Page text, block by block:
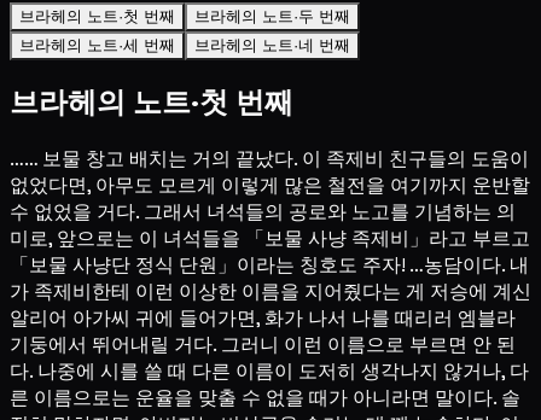
브라헤의 노트·첫 번째
브라헤의 노트·두 번째
브라헤의 노트·세 번째
브라헤의 노트·네 번째
브라헤의 노트·첫 번째
…… 보물 창고 배치는 거의 끝났다. 이 족제비 친구들의 도움이
없었다면, 아무도 모르게 이렇게 많은 철전을 여기까지 운반할
수 없었을 거다. 그래서 녀석들의 공로와 노고를 기념하는 의
미로, 앞으로는 이 녀석들을 「보물 사냥 족제비」라고 부르고
「보물 사냥단 정식 단원」이라는 칭호도 주자! …농담이다. 내
가 족제비한테 이런 이상한 이름을 지어줬다는 게 저승에 계신
알리어 아가씨 귀에 들어가면, 화가 나서 나를 때리러 엠블라
기둥에서 뛰어내릴 거다. 그러니 이런 이름으로 부르면 안 된
다. 나중에 시를 쓸 때 다른 이름이 도저히 생각나지 않거나, 다
른 이름으로는 운율을 맞출 수 없을 때가 아니라면 말이다. 솔